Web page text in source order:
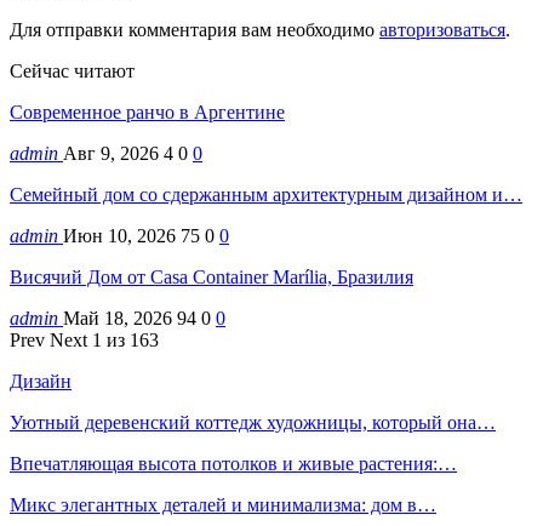
Для отправки комментария вам необходимо авторизоваться.
Сейчас читают
Современное ранчо в Аргентине
admin Авг 9, 2026 4 0 0
Семейный дом со сдержанным архитектурным дизайном и…
admin Июн 10, 2026 75 0 0
Висячий Дом от Casa Container Marília, Бразилия
admin Май 18, 2026 94 0 0
Prev Next 1 из 163
Дизайн
Уютный деревенский коттедж художницы, который она…
Впечатляющая высота потолков и живые растения:…
Микс элегантных деталей и минимализма: дом в…